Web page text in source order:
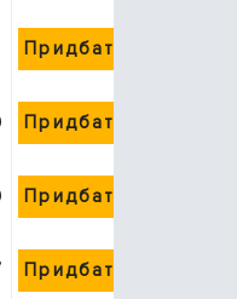
Придбати
Придбати
Придбати
Придбати